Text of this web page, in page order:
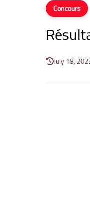
Concours
July 18,